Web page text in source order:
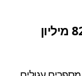
82.9 מיליון